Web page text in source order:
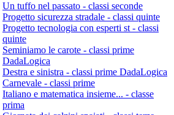
Un tuffo nel passato - classi seconde
Progetto sicurezza stradale - classi quinte
Progetto tecnologia con esperti st - classi
quinte
Seminiamo le carote - classi prime
DadaLogica
Destra e sinistra - classi prime DadaLogica
Carnevale - classi prime
Italiano e matematica insieme... - classe
prima